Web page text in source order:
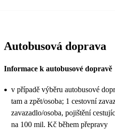
Autobusová doprava
Informace k autobusové dopravě
v případě výběru autobusové
tam a zpět/osoba; 1 cestovní
zavazadlo/osoba, pojištění
na 100 mil. Kč během přepravy